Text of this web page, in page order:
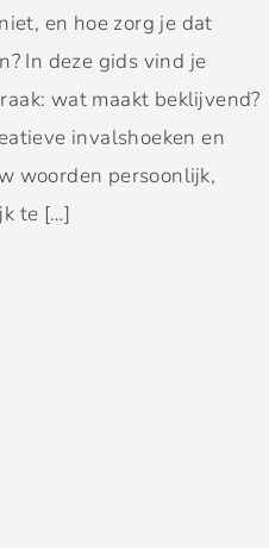
en hoe zorg je dat
In deze gids vind je
wat maakt beklijvend?
invalshoeken en
woorden persoonlijk,
te […]